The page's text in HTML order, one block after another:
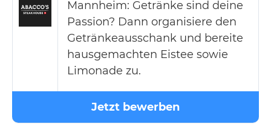
Mannheim: Getränke sind deine
Passion? Dann organisiere den
Getränkeausschank und bereite
hausgemachten Eistee sowie
Limonade zu.
Jetzt bewerben